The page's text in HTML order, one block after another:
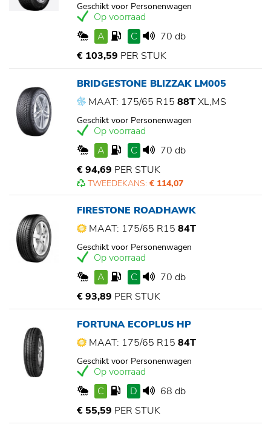
Geschikt voor Personenwagen
Op voorraad
A
C
70 db
€ 103,59 PER STUK
BRIDGESTONE BLIZZAK LM005
MAAT: 175/65 R15 88TXL,MS
Geschikt voor Personenwagen
Op voorraad
A
C
70 db
€ 94,69 PER STUK
TWEEDEKANS: € 114,07
FIRESTONE ROADHAWK
MAAT: 175/65 R15 84T
Geschikt voor Personenwagen
Op voorraad
A
C
70 db
€ 93,89 PER STUK
FORTUNA ECOPLUS HP
MAAT: 175/65 R15 84T
Geschikt voor Personenwagen
Op voorraad
C
D
68 db
€ 55,59 PER STUK